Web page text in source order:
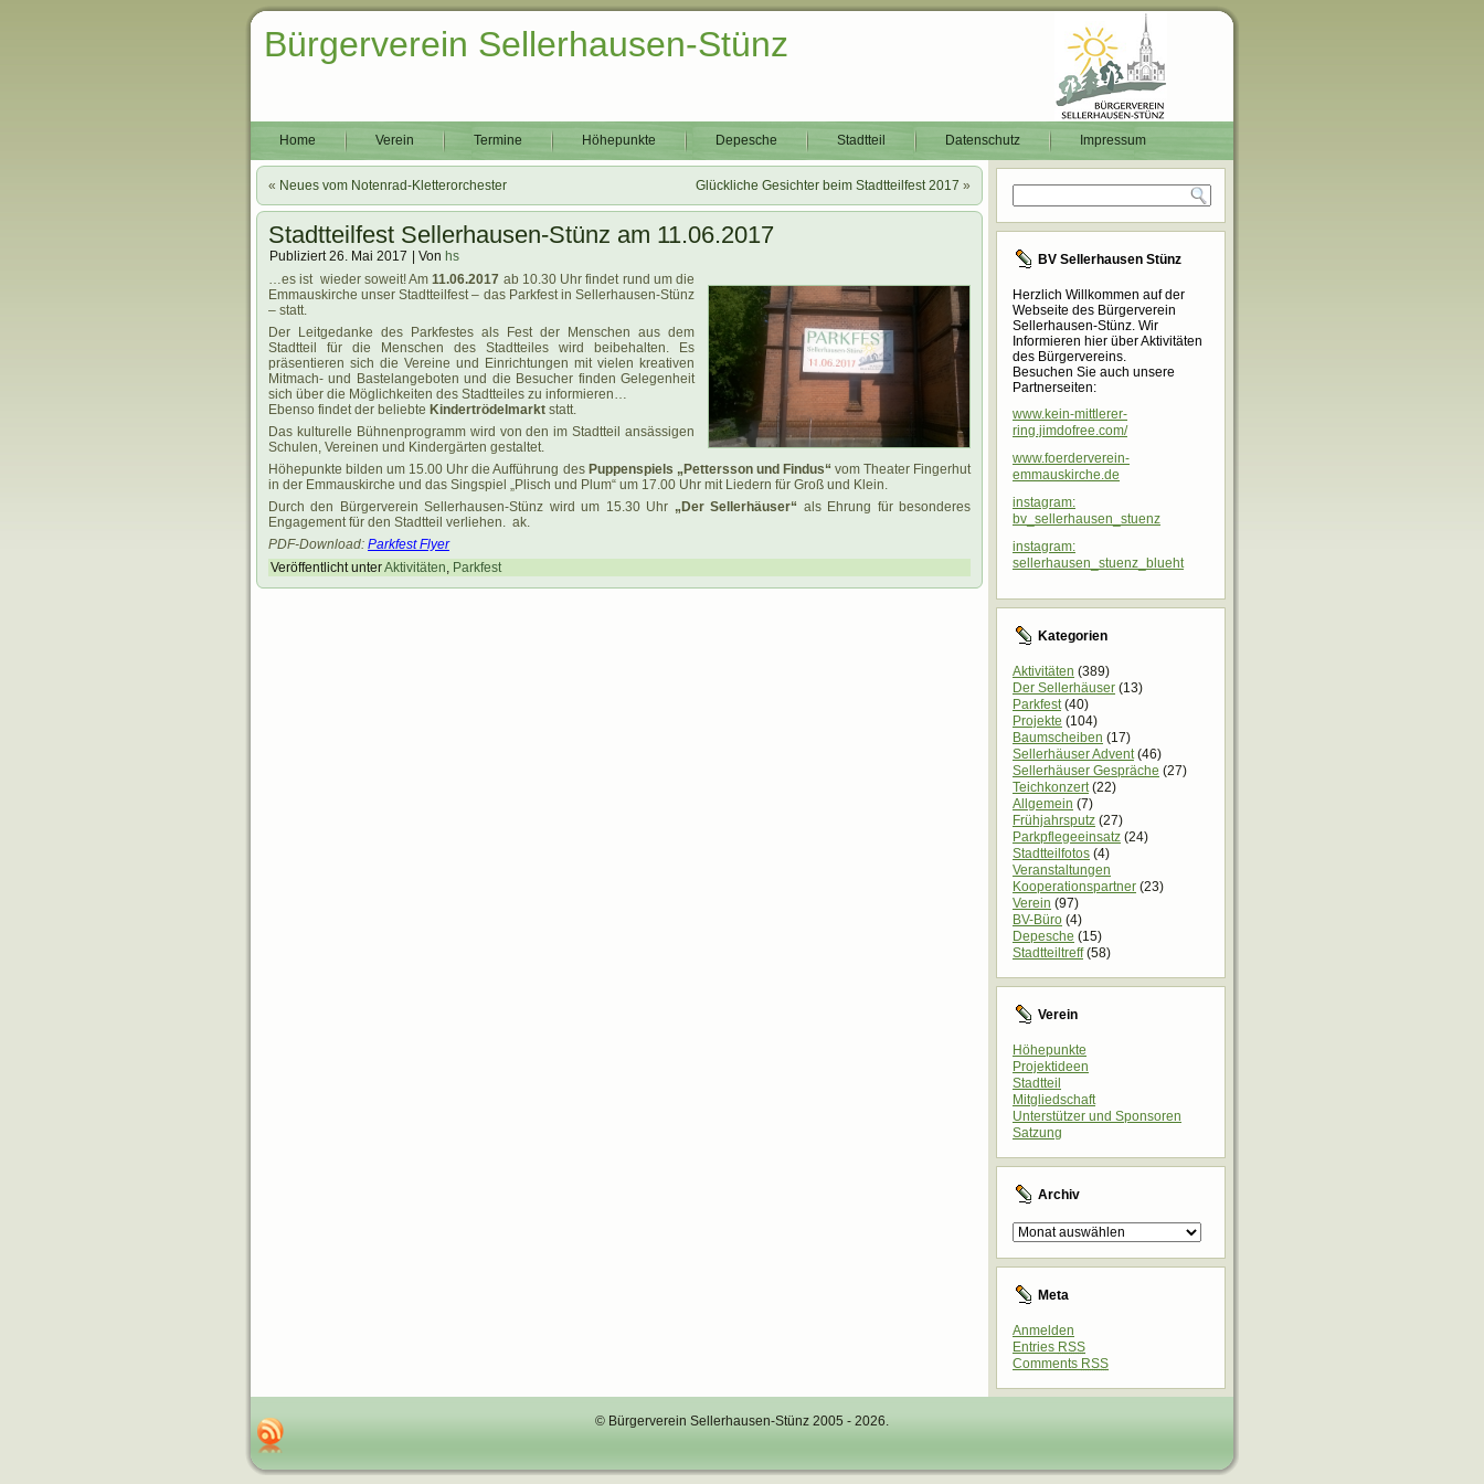
Bürgerverein Sellerhausen-Stünz
Home Verein Termine Höhepunkte Depesche Stadtteil Datenschutz Impressum
« Neues vom Notenrad-Kletterorchester Glückliche Gesichter beim Stadtteilfest 2017 »
Stadtteilfest Sellerhausen-Stünz am 11.06.2017
Publiziert 26. Mai 2017 Von hs
…es ist wieder soweit! Am11.06.2017 ab 10.30 Uhr findet rund um die
Emmauskirche unser Stadtteilfest – das Parkfest in Sellerhausen-Stünz
– statt.
Der Leitgedanke des Parkfestes als Fest der Menschen aus dem
Stadtteil für die Menschen des Stadtteiles wird beibehalten. Es
präsentieren sich die Vereine und Einrichtungen mit vielen kreativen
Mitmach- und Bastelangeboten und die Besucher finden Gelegenheit
sich über die Möglichkeiten des Stadtteiles zu informieren…
Ebenso findet der beliebte Kindertrödelmarkt statt.
Das kulturelle Bühnenprogramm wird von den im Stadtteil ansässigen
Schulen, Vereinen und Kindergärten gestaltet.
Höhepunkte bilden um 15.00 Uhr die Aufführung des Puppenspiels „Pettersson und Findus“ vom Theater Fingerhut
in der Emmauskirche und das Singspiel „Plisch und Plum“ um 17.00 Uhr mit Liedern für Groß und Klein.
Durch den Bürgerverein Sellerhausen-Stünz wird um 15.30 Uhr „Der Sellerhäuser“ als Ehrung für besonderes
Engagement für den Stadtteil verliehen. ak.
PDF-Download: Parkfest Flyer
Veröffentlicht unterAktivitäten, Parkfest
BV Sellerhausen Stünz
Herzlich Willkommen auf der
Webseite des Bürgerverein
Sellerhausen-Stünz. Wir
Informieren hier über Aktivitäten
des Bürgervereins.
Besuchen Sie auch unsere
Partnerseiten:
www.kein-mittlerer-
ring.jimdofree.com/
www.foerderverein-
emmauskirche.de
instagram:
bv_sellerhausen_stuenz
instagram:
sellerhausen_stuenz_blueht
Kategorien
Aktivitäten (389)
Der Sellerhäuser (13)
Parkfest(40)
Projekte (104)
Baumscheiben (17)
Sellerhäuser Advent(46)
Sellerhäuser Gespräche (27)
Teichkonzert(22)
Allgemein (7)
Frühjahrsputz (27)
Parkpflegeeinsatz (24)
Stadtteilfotos (4)
Veranstaltungen
Kooperationspartner (23)
Verein (97)
BV-Büro (4)
Depesche (15)
Stadtteiltreff(58)
Verein
Höhepunkte
Projektideen
Stadtteil
Mitgliedschaft
Unterstützer und Sponsoren
Satzung
Archiv
Archiv
Meta
Anmelden
Entries RSS
Comments RSS
© Bürgerverein Sellerhausen-Stünz 2005 - 2026.